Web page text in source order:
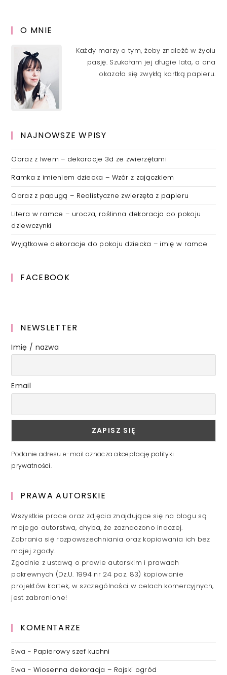
O MNIE
Każdy marzy o tym, żeby znaleźć w życiu
pasję. Szukałam jej długie lata, a ona
okazała się zwykłą kartką papieru.
NAJNOWSZE WPISY
Obraz z lwem – dekoracje 3d ze zwierzętami
Ramka z imieniem dziecka – Wzór z zajączkiem
Obraz z papugą – Realistyczne zwierzęta z papieru
Litera w ramce – urocza, roślinna dekoracja do pokoju
dziewczynki
Wyjątkowe dekoracje do pokoju dziecka – imię w ramce
FACEBOOK
NEWSLETTER
Imię / nazwa
Email
Podanie adresu e-mail oznacza akceptację polityki
prywatności.
PRAWA AUTORSKIE
Wszystkie prace oraz zdjęcia znajdujące się na blogu są
mojego autorstwa, chyba, że zaznaczono inaczej.
Zabrania się rozpowszechniania oraz kopiowania ich bez
mojej zgody.
Zgodnie z ustawą o prawie autorskim i prawach
pokrewnych (Dz.U. 1994 nr 24 poz. 83) kopiowanie
projektów kartek, w szczególności w celach komercyjnych,
jest zabronione!
KOMENTARZE
Ewa - Papierowy szef kuchni
Ewa -Wiosenna dekoracja – Rajski ogród